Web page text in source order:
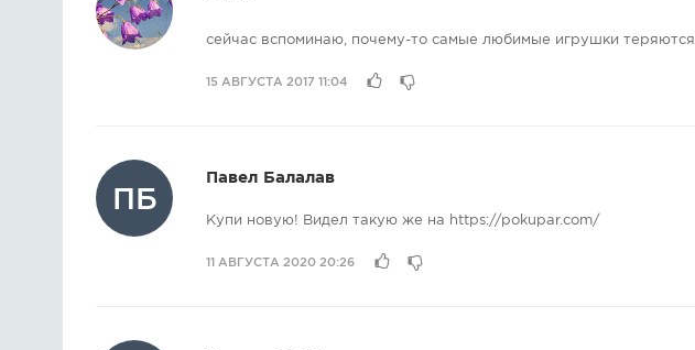
сейчас вспоминаю, почему-то самые любимые игрушки теряются
15 АВГУСТА 2017 11:04
ПБ
Павел Балалав
Купи новую! Видел такую же на https://pokupar.com/
11 АВГУСТА 2020 20:26